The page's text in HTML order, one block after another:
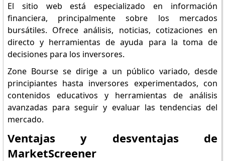
El sitio web está especializado en información
financiera, principalmente sobre los mercados
bursátiles. Ofrece análisis, noticias, cotizaciones en
directo y herramientas de ayuda para la toma de
decisiones para los inversores.
Zone Bourse se dirige a un público variado, desde
principiantes hasta inversores experimentados, con
contenidos educativos y herramientas de análisis
avanzadas para seguir y evaluar las tendencias del
mercado.
Ventajas y desventajas de
MarketScreener